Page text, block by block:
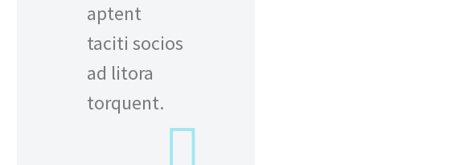
aptent
taciti socios
ad litora
torquent.